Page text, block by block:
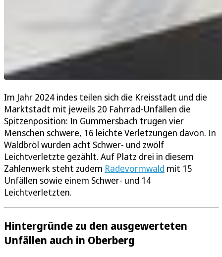
Im Jahr 2024 indes teilen sich die Kreisstadt und die
Marktstadt mit jeweils 20 Fahrrad-Unfällen die
Spitzenposition: In Gummersbach trugen vier
Menschen schwere, 16 leichte Verletzungen davon. In
Waldbröl wurden acht Schwer- und zwölf
Leichtverletzte gezählt. Auf Platz drei in diesem
Zahlenwerk steht zudem Radevormwald mit 15
Unfällen sowie einem Schwer- und 14
Leichtverletzten.
Hintergründe zu den ausgewerteten
Unfällen auch in Oberberg